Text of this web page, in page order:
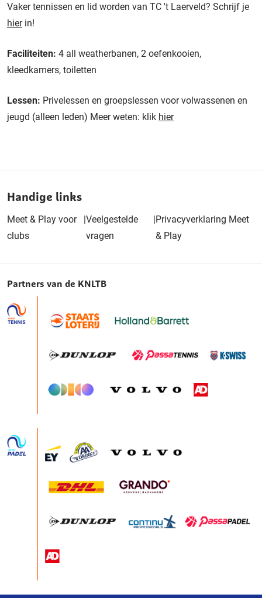
Vaker tennissen en lid worden van TC 't Laerveld? Schrijf je
hierin!
Faciliteiten: 4 all weatherbanen, 2 oefenkooien,
kleedkamers, toiletten
Lessen: Privelessen en groepslessen voor volwassenen en
jeugd (alleen leden) Meer weten: klik hier
Handige links
Meet & Play voor
clubs
|Veelgestelde
vragen
|Privacyverklaring Meet
& Play
Partners van de KNLTB